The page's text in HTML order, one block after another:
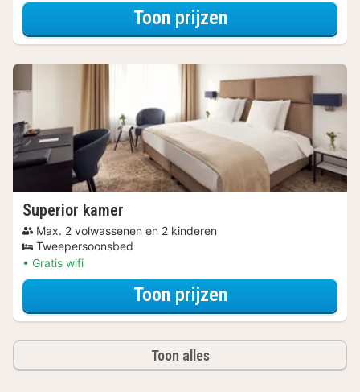
Toon prijzenvoor Later
Superior kamer
Max. 2 volwassenen en 2 kinderen
Tweepersoonsbed
Gratis wifi
Toon prijzenvoor Later
Toon alles